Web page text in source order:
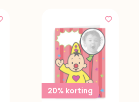
20% korting